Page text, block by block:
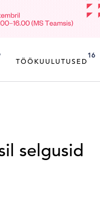
TÖÖKUULUTUSED
16
selgusid